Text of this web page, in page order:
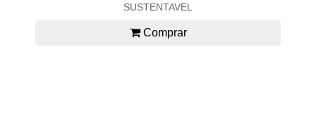
SUSTENTAVEL
Comprar